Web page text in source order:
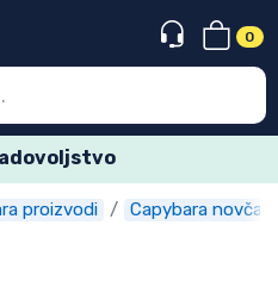
0
posebne ponude
proizvodi Capybara
Registracija